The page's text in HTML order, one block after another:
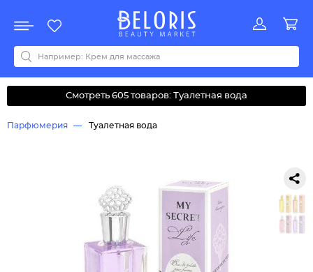
Акции
Все бренды
0-9ABCDEFGHIJKLMNOPQRSTUVWYZАБВДЗИМОКЛНПРСТУФ
Смотреть 605 товаров: Туалетная вода
Парфюмерия Туалетная вода